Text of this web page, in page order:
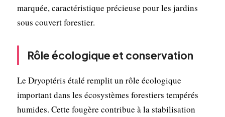
marquée, caractéristique précieuse pour les jardins
sous couvert forestier.
Rôle écologique et conservation
Le Dryoptéris étalé remplit un rôle écologique
important dans les écosystèmes forestiers tempérés
humides. Cette fougère contribue à la stabilisation